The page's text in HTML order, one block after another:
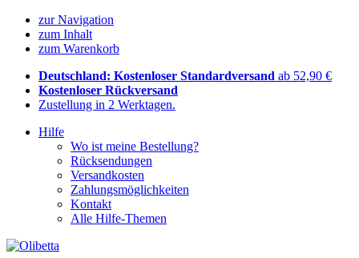
zur Navigation
zum Inhalt
zum Warenkorb
Deutschland: Kostenloser Standardversand ab 52,90 €
Kostenloser Rückversand
Zustellung in 2 Werktagen.
Hilfe
Wo ist meine Bestellung?
Rücksendungen
Versandkosten
Zahlungsmöglichkeiten
Kontakt
Alle Hilfe-Themen